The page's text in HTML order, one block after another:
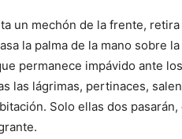
un mechón de la frente,
la palma de la mano sobre
permanece impávido ante
las lágrimas, pertinaces,
Solo ellas dos